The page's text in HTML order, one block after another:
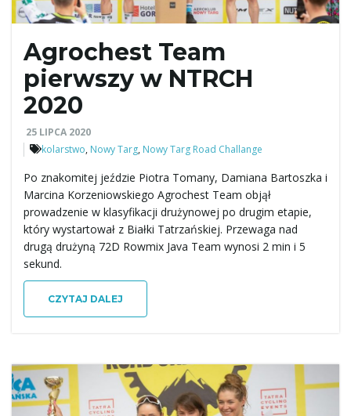
Agrochest Team
pierwszy w NTRCH
2020
25 LIPCA 2020
kolarstwo, Nowy Targ, Nowy Targ Road Challange
Po znakomitej jeździe Piotra Tomany, Damiana Bartoszka i
Marcina Korzeniowskiego Agrochest Team objął
prowadzenie w klasyfikacji drużynowej po drugim etapie,
który wystartował z Białki Tatrzańskiej. Przewaga nad
drugą drużyną 72D Rowmix Java Team wynosi 2 min i 5
sekund.
CZYTAJ DALEJ